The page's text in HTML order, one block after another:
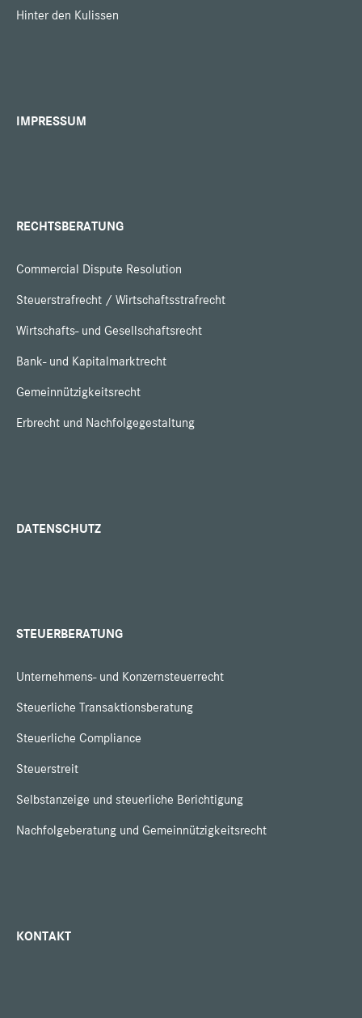
Hinter den Kulissen
IMPRESSUM
RECHTSBERATUNG
Commercial Dispute Resolution
Steuerstrafrecht / Wirtschaftsstrafrecht
Wirtschafts- und Gesellschaftsrecht
Bank- und Kapitalmarktrecht
Gemeinnützigkeitsrecht
Erbrecht und Nachfolgegestaltung
DATENSCHUTZ
STEUERBERATUNG
Unternehmens- und Konzernsteuerrecht
Steuerliche Transaktionsberatung
Steuerliche Compliance
Steuerstreit
Selbstanzeige und steuerliche Berichtigung
Nachfolgeberatung und Gemeinnützigkeitsrecht
KONTAKT